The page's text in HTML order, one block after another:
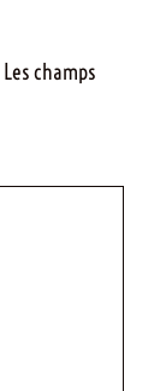
Les champs